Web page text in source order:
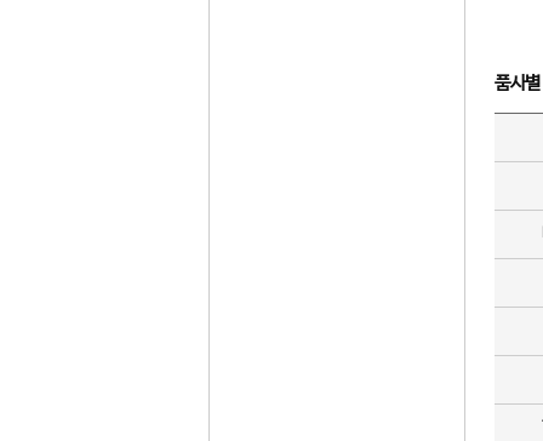
품사